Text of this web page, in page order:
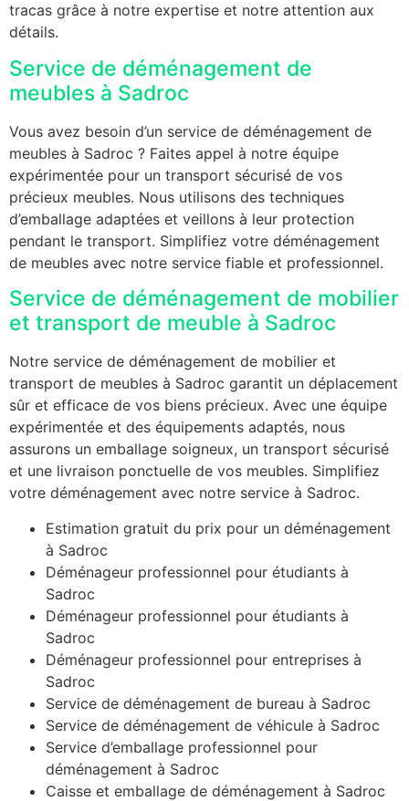
tracas grâce à notre expertise et notre attention aux
détails.
Service de déménagement de
meubles à Sadroc
Vous avez besoin d’un service de déménagement de
meubles à Sadroc ? Faites appel à notre équipe
expérimentée pour un transport sécurisé de vos
précieux meubles. Nous utilisons des techniques
d’emballage adaptées et veillons à leur protection
pendant le transport. Simplifiez votre déménagement
de meubles avec notre service fiable et professionnel.
Service de déménagement de mobilier
et transport de meuble à Sadroc
Notre service de déménagement de mobilier et
transport de meubles à Sadroc garantit un déplacement
sûr et efficace de vos biens précieux. Avec une équipe
expérimentée et des équipements adaptés, nous
assurons un emballage soigneux, un transport sécurisé
et une livraison ponctuelle de vos meubles. Simplifiez
votre déménagement avec notre service à Sadroc.
Estimation gratuit du prix pour un déménagement
à Sadroc
Déménageur professionnel pour étudiants à
Sadroc
Déménageur professionnel pour étudiants à
Sadroc
Déménageur professionnel pour entreprises à
Sadroc
Service de déménagement de bureau à Sadroc
Service de déménagement de véhicule à Sadroc
Service d’emballage professionnel pour
déménagement à Sadroc
Caisse et emballage de déménagement à Sadroc